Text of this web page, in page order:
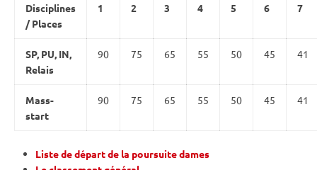
Disciplines
/ Places
1 2 3 4 5 6 7
SP, PU, IN,
Relais
90 75 65 55 50 45 41
Mass-
start
90 75 65 55 50 45 41
Liste de départ de la poursuite dames